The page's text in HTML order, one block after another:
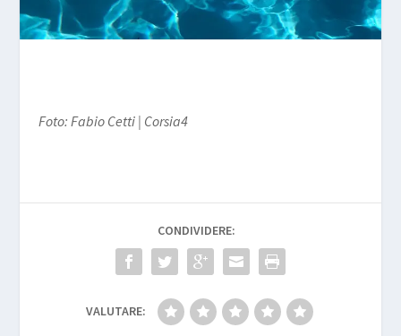
Foto: Fabio Cetti | Corsia4
CONDIVIDERE:
VALUTARE: